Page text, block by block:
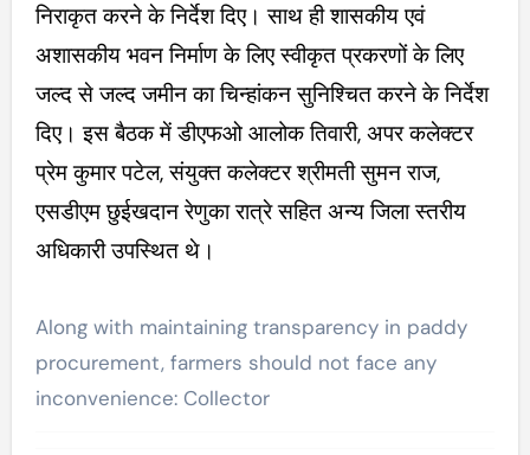
निराकृत करने के निर्देश दिए। साथ ही शासकीय एवं
अशासकीय भवन निर्माण के लिए स्वीकृत प्रकरणों के लिए
जल्द से जल्द जमीन का चिन्हांकन सुनिश्चित करने के निर्देश
दिए। इस बैठक में डीएफओ आलोक तिवारी, अपर कलेक्टर
प्रेम कुमार पटेल, संयुक्त कलेक्टर श्रीमती सुमन राज,
एसडीएम छुईखदान रेणुका रात्रे सहित अन्य जिला स्तरीय
अधिकारी उपस्थित थे।
Along with maintaining transparency in paddy
procurement, farmers should not face any
inconvenience: Collector